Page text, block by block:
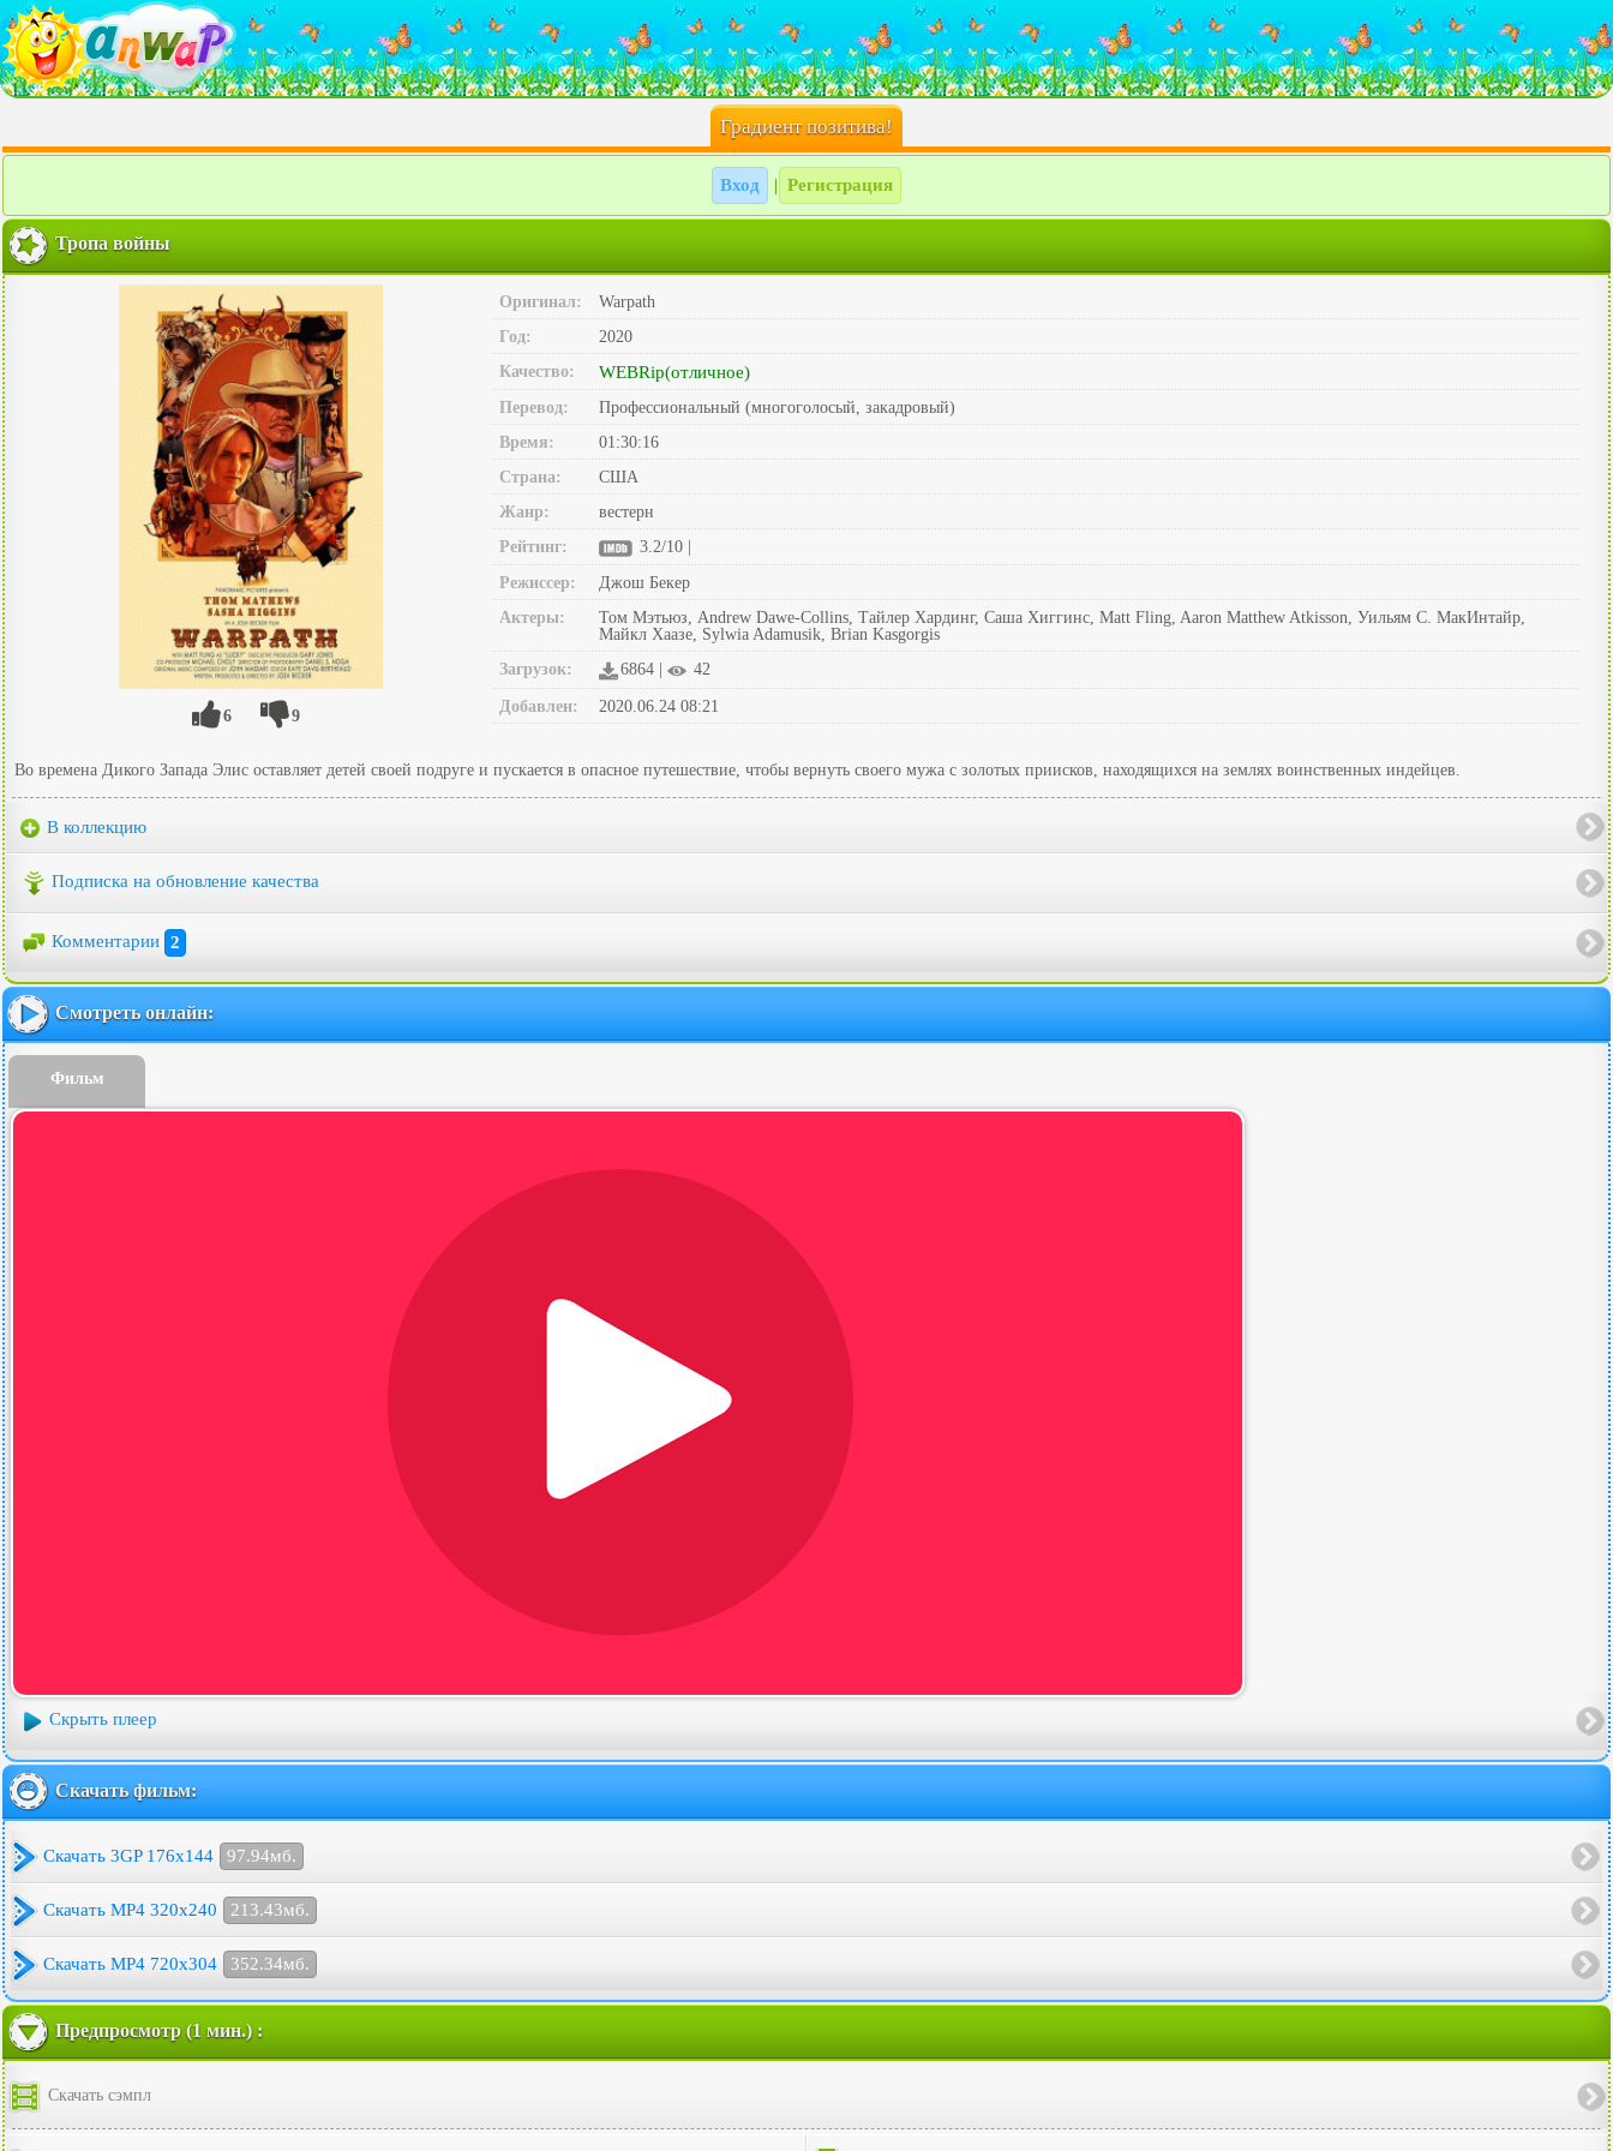
Градиент позитива!
Вход Регистрация
Тропа войны
6 9
Оригинал:
Warpath
Год:
2020
Качество:
WEBRip(отличное)
Перевод:
Профессиональный (многоголосый, закадровый)
Время:
01:30:16
Страна:
США
Жанр:
вестерн
Рейтинг:
3.2/10 |
Режиссер:
Джош Бекер
Актеры:
Том Мэтьюз, Andrew Dawe-Collins, Тайлер Хардинг, Саша Хиггинс, Matt Fling, Aaron Matthew Atkisson, Уильям С. МакИнтайр,
Майкл Хаазе, Sylwia Adamusik, Brian Kasgorgis
Загрузок:
6864 | 42
Добавлен: 2020.06.24 08:21
Во времена Дикого Запада Элис оставляет детей своей подруге и пускается в опасное путешествие, чтобы вернуть своего мужа с золотых приисков, находящихся на землях воинственных индейцев.
В коллекцию
Подписка на обновление качества
Комментарии 2
Смотреть онлайн:
Фильм
Скрыть плеер
Скачать фильм:
Скачать 3GP 176x144 97.94мб.
Скачать MP4 320x240 213.43мб.
Скачать MP4 720x304 352.34мб.
Предпросмотр (1 мин.) :
Скачать сэмпл